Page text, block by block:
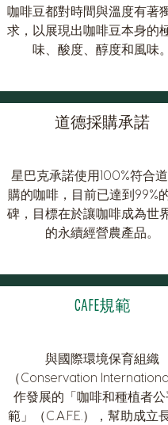
咖啡豆都對時間與溫度有著
求，以展現出咖啡豆本身的
味、酸度、醇度和風味。
道德採購承諾
星巴克承諾使用100%符合
購的咖啡，目前已達到99%
碑，目標在於讓咖啡成為世
的永續經營農產品。
CAFE規範
與國際環境保育組織
（Conservation
作發展的「咖啡和種植者公
範」（C.A.F.E.），幫助成立